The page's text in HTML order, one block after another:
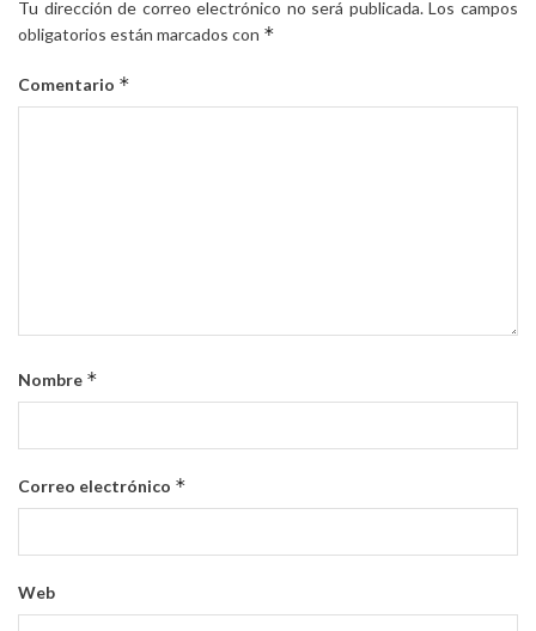
Tu dirección de correo electrónico no será publicada. Los campos
obligatorios están marcados con *
Comentario *
Nombre *
Correo electrónico *
Web